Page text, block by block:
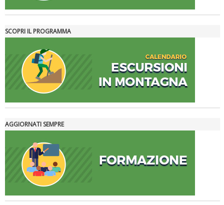
Tiziano Pesce nel Cda di Fondazione Terzjus: prima riunione a
SCOPRI IL PROGRAMMA
AGGIORNATI SEMPRE